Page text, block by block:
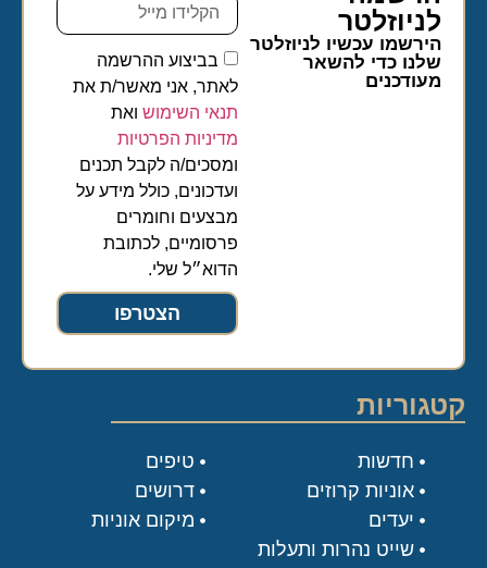
לניוזלטר​
הירשמו עכשיו לניוזלטר
שלנו כדי להשאר
מעודכנים
בביצוע ההרשמה
לאתר, אני מאשר/ת את
תנאי השימושואת
מדיניות הפרטיות
ומסכים/ה לקבל תכנים
ועדכונים, כולל מידע על
מבצעים וחומרים
פרסומיים, לכתובת
הדוא״ל שלי.
הצטרפו
קטגוריות
טיפים
דרושים
מיקום אוניות
חדשות
אוניות קרוזים
יעדים
שייט נהרות ותעלות